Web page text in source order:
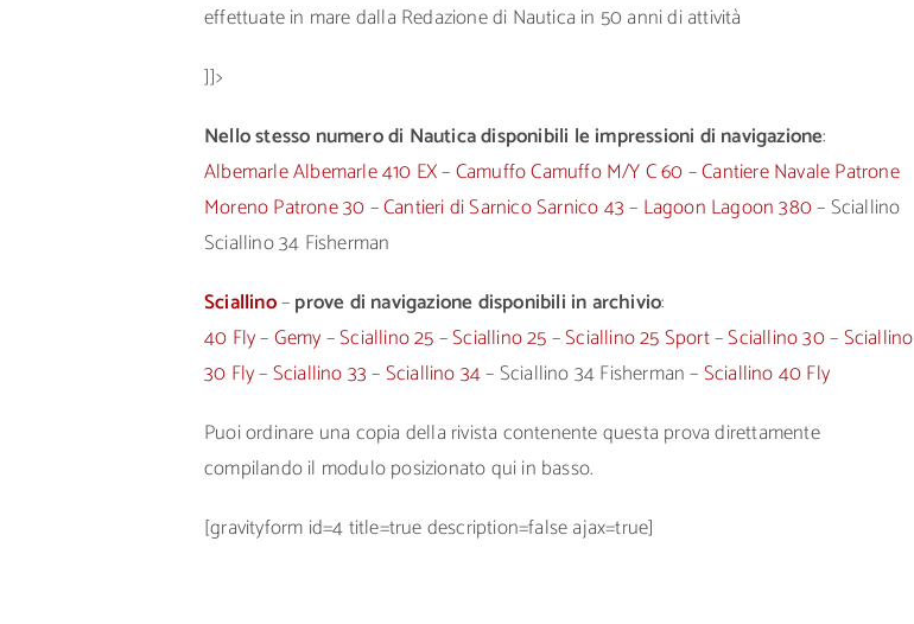
effettuate in mare dalla Redazione di Nautica in 50 anni di attività
]]>
Nello stesso numero di Nautica disponibili le impressioni di navigazione:
Albemarle Albemarle 410 EX–Camuffo Camuffo M/Y C 60–Cantiere Navale Patrone
Moreno Patrone 30–Cantieri di Sarnico Sarnico 43– Lagoon Lagoon 380– Sciallino
Sciallino 34 Fisherman
Sciallino–prove di navigazione disponibili in archivio:
40 Fly–Gemy–Sciallino 25–Sciallino 25–Sciallino 25 Sport–Sciallino 30–Sciallino
30 Fly–Sciallino 33–Sciallino 34– Sciallino 34 Fisherman –Sciallino 40 Fly
Puoi ordinare una copia della rivista contenente questa prova direttamente
compilando il modulo posizionato qui in basso.
[gravityform id=4 title=true description=false ajax=true]